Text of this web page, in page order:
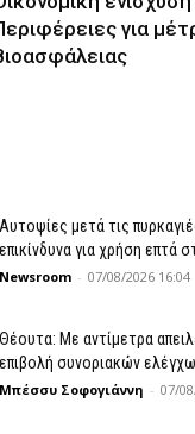
για
Αυτοψίες μετά τις
επικίνδυνα για χρήση επτά
Newsroom - 07/08/2026 16:04
Θέουτα: Με αντίμετρα
επιβολή συνοριακών
Μπέσσυ Σοφογιάννη - 07/